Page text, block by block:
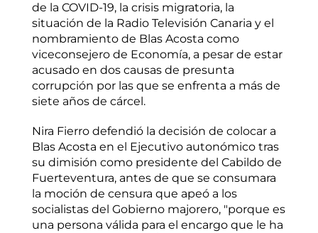
de la COVID-19, la crisis migratoria, la
situación de la Radio Televisión Canaria y el
nombramiento de Blas Acosta como
viceconsejero de Economía, a pesar de estar
acusado en dos causas de presunta
corrupción por las que se enfrenta a más de
siete años de cárcel.
Nira Fierro defendió la decisión de colocar a
Blas Acosta en el Ejecutivo autonómico tras
su dimisión como presidente del Cabildo de
Fuerteventura, antes de que se consumara
la moción de censura que apeó a los
socialistas del Gobierno majorero, "porque es
una persona válida para el encargo que le ha